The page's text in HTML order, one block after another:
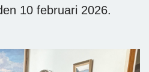
10 februari 2026.